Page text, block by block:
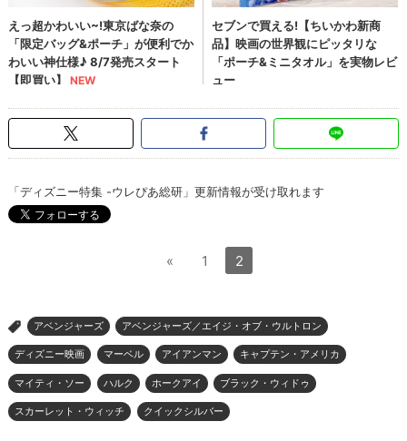
「ディズニー特集 -ウレぴあ総研」更新情報が受け取れます
« 1 2
> アベンジャーズ アベンジャーズ／エイジ・オブ・ウルトロン
ディズニー映画 マーベル アイアンマン キャプテン・アメリカ
マイティ・ソー ハルク ホークアイ ブラック・ウィドゥ
スカーレット・ウィッチ クイックシルバー